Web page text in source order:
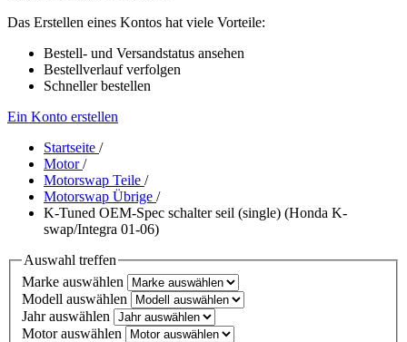
Das Erstellen eines Kontos hat viele Vorteile:
Bestell- und Versandstatus ansehen
Bestellverlauf verfolgen
Schneller bestellen
Ein Konto erstellen
Startseite /
Motor/
Motorswap Teile /
Motorswap Übrige /
K-Tuned OEM-Spec schalter seil (single) (Honda K-
swap/Integra 01-06)
Auswahl treffen
Marke auswählen
Modell auswählen
Jahr auswählen
Motor auswählen